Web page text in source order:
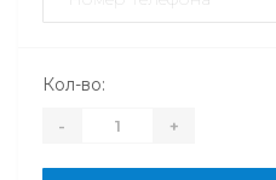
Кол-во:
- +